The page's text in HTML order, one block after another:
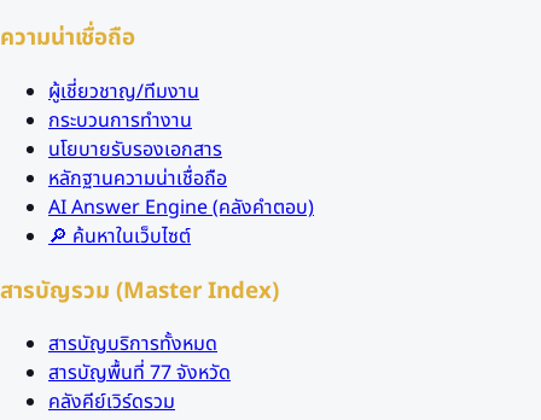
ความน่าเชื่อถือ
ผู้เชี่ยวชาญ/ทีมงาน
กระบวนการทำงาน
นโยบายรับรองเอกสาร
หลักฐานความน่าเชื่อถือ
AI Answer Engine (คลังคำตอบ)
🔎 ค้นหาในเว็บไซต์
สารบัญรวม (Master Index)
สารบัญบริการทั้งหมด
สารบัญพื้นที่ 77 จังหวัด
คลังคีย์เวิร์ดรวม